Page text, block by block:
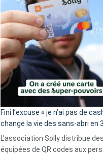
Fini l’excuse « je n’ai pas de
change la vie des sans-abri en
L’association Solly distribue
équipées de QR codes aux